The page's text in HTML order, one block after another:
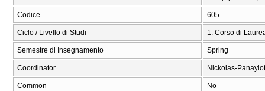
Codice 605
Ciclo / Livello di Studi 1. Corso di
Semestre di Insegnamento Spring
Coordinator Nickolas-
Common No